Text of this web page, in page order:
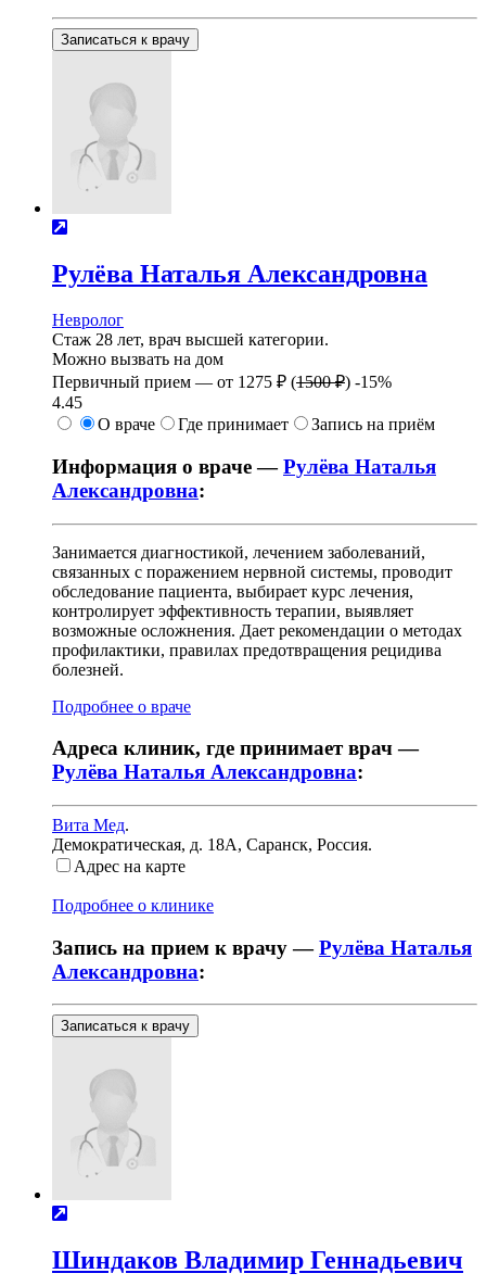
Записаться к врачу
Рулёва Наталья Александровна
Невролог
Стаж 28 лет, врач высшей категории.
Можно вызвать на дом
Первичный прием — от 1275 ₽ (1500 ₽) -15%
4.45
О враче
Где принимает Запись на приём
Информация о враче —Рулёва Наталья
Александровна:
Занимается диагностикой, лечением заболеваний,
связанных с поражением нервной системы, проводит
обследование пациента, выбирает курс лечения,
контролирует эффективность терапии, выявляет
возможные осложнения. Дает рекомендации о методах
профилактики, правилах предотвращения рецидива
болезней.
Подробнее о враче
Адреса клиник, где принимает врач —
Рулёва Наталья Александровна:
Вита Мед.
Демократическая, д. 18А, Саранск, Россия.
Адрес на карте
Подробнее о клинике
Запись на прием к врачу —Рулёва Наталья
Александровна:
Записаться к врачу
Шиндаков Владимир Геннадьевич